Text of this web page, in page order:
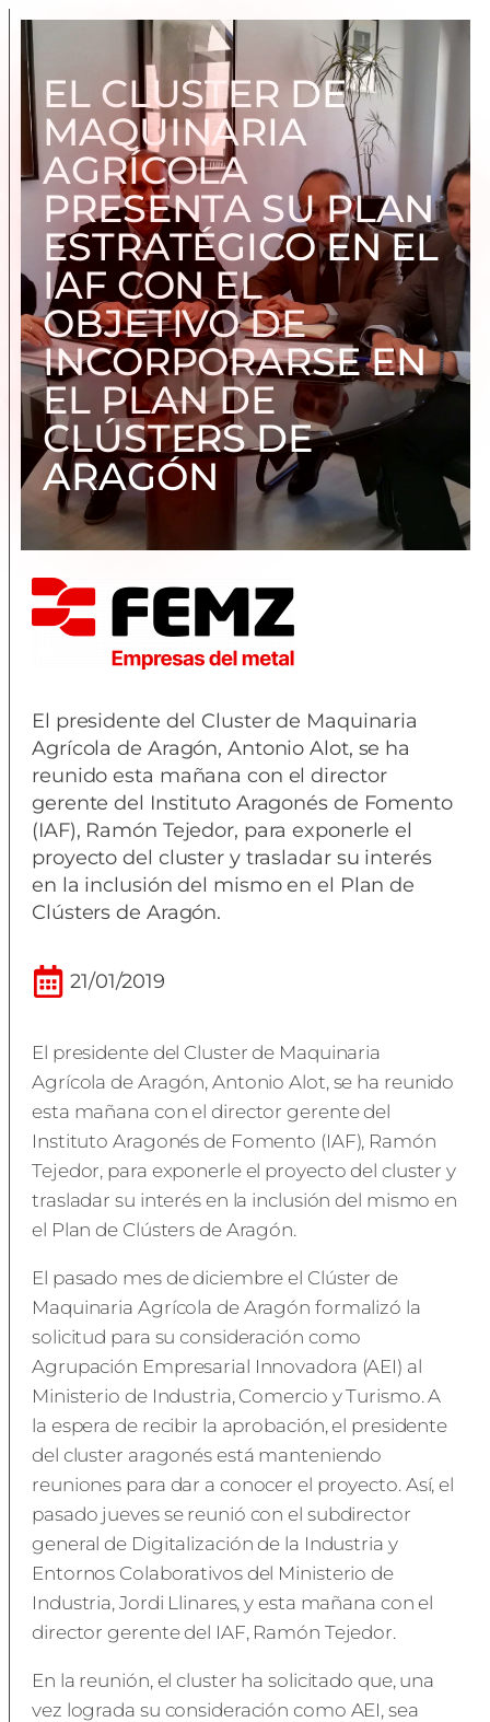
EL CLUSTER DE
MAQUINARIA
AGRÍCOLA
PRESENTA SU PLAN
ESTRATÉGICO EN EL
IAF CON EL
OBJETIVO DE
INCORPORARSE EN
EL PLAN DE
CLÚSTERS DE
ARAGÓN
El presidente del Cluster de Maquinaria
Agrícola de Aragón, Antonio Alot, se ha
reunido esta mañana con el director
gerente del Instituto Aragonés de Fomento
(IAF), Ramón Tejedor, para exponerle el
proyecto del cluster y trasladar su interés
en la inclusión del mismo en el Plan de
Clústers de Aragón.
21/01/2019
El presidente del Cluster de Maquinaria
Agrícola de Aragón, Antonio Alot, se ha reunido
esta mañana con el director gerente del
Instituto Aragonés de Fomento (IAF), Ramón
Tejedor, para exponerle el proyecto del cluster y
trasladar su interés en la inclusión del mismo en
el Plan de Clústers de Aragón.
El pasado mes de diciembre el Clúster de
Maquinaria Agrícola de Aragón formalizó la
solicitud para su consideración como
Agrupación Empresarial Innovadora (AEI) al
Ministerio de Industria, Comercio y Turismo. A
la espera de recibir la aprobación, el presidente
del cluster aragonés está manteniendo
reuniones para dar a conocer el proyecto. Así, el
pasado jueves se reunió con el subdirector
general de Digitalización de la Industria y
Entornos Colaborativos del Ministerio de
Industria, Jordi Llinares, y esta mañana con el
director gerente del IAF, Ramón Tejedor.
En la reunión, el cluster ha solicitado que, una
vez lograda su consideración como AEI, sea